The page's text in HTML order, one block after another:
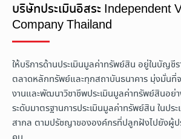
บริษัทประเมินอิสระ Independent
Company Thailand
ให้บริการด้านประเมินมูลค่าทรัพย์สิน อยู่ในบัญชี
ตลาดหลักทรัพย์และทุกสถาบันธนาคาร มุ่งมั่นที่
งานและพัฒนาวิชาชีพประเมินมูลค่าทรัพย์สินอย่
ระดับมาตรฐานการประเมินมูลค่าทรัพย์สิน ในประ
สากล ตามปรัชญาขององค์กรที่ปลูกฝังไปยังผู้ป